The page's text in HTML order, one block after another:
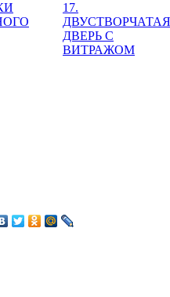
17.
ДВУСТВОРЧАТАЯ
ДВЕРЬ С
ВИТРАЖОМ